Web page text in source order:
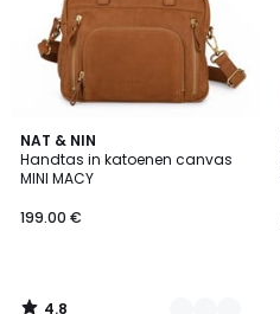
NAT & NIN
Handtas in katoenen canvas
MINI MACY
199.00 €
4.8
/ 5
2
Kleuren
4.8